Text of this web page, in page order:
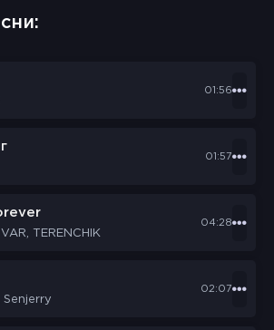
01:56
01:57
TERENCHIK
04:28
Senjerry
02:07